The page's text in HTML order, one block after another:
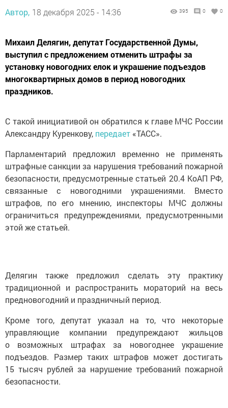
Автор, 18 декабря 2025 - 14:36 395 0 0
Михаил Делягин, депутат Государственной Думы,
выступил с предложением отменить штрафы за
установку новогодних елок и украшение подъездов
многоквартирных домов в период новогодних
праздников.
С такой инициативой он обратился к главе МЧС России
Александру Куренкову, передает «ТАСС».
Парламентарий предложил временно не применять
штрафные санкции за нарушения требований пожарной
безопасности, предусмотренные статьей 20.4 КоАП РФ,
связанные с новогодними украшениями. Вместо
штрафов, по его мнению, инспекторы МЧС должны
ограничиться предупреждениями, предусмотренными
этой же статьей.
Делягин также предложил сделать эту практику
традиционной и распространить мораторий на весь
предновогодний и праздничный период.
Кроме того, депутат указал на то, что некоторые
управляющие компании предупреждают жильцов
о возможных штрафах за новогоднее украшение
подъездов. Размер таких штрафов может достигать
15 тысяч рублей за нарушение требований пожарной
безопасности.